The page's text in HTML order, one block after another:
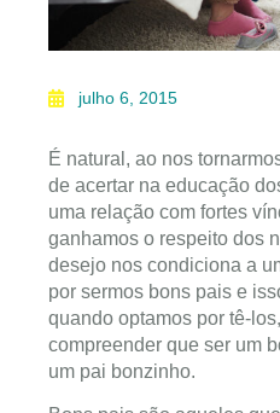
julho 6, 2015
É natural, ao nos
de acertar na educação
uma relação com fortes
ganhamos o respeito dos
desejo nos condiciona a
por sermos bons pais e
quando optamos por tê-
compreender que ser um
um pai bonzinho.